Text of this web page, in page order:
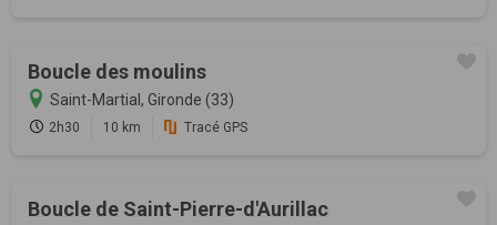
Boucle des moulins
Saint-Martial, Gironde (33)
2h30 10 km Tracé GPS
Boucle de Saint-Pierre-d'Aurillac